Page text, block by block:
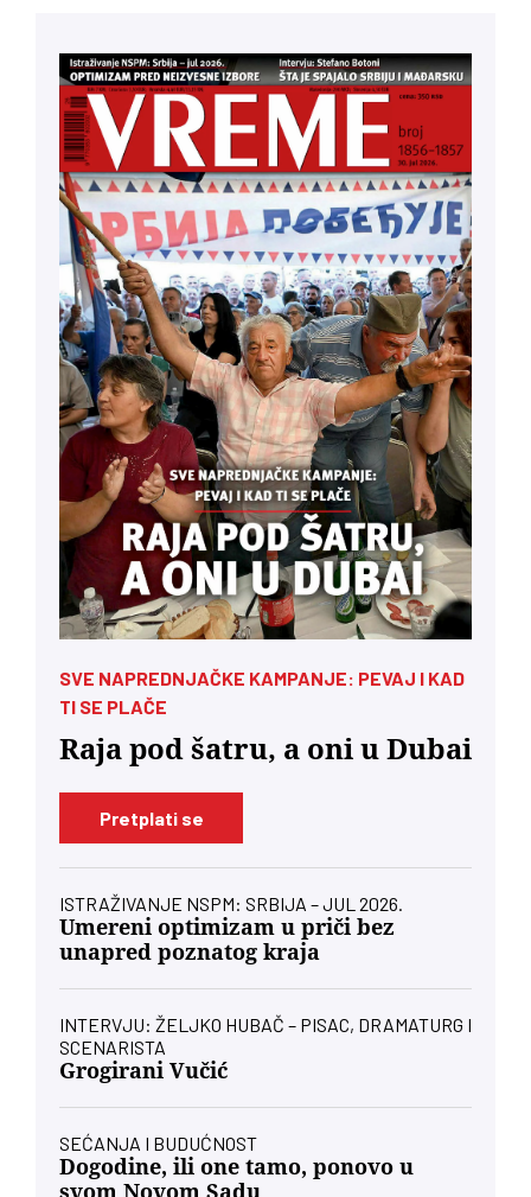
SVE NAPREDNJAČKE KAMPANJE: PEVAJ I KAD
TI SE PLAČE
Raja pod šatru, a oni u Dubai
Pretplati se
ISTRAŽIVANJE NSPM: SRBIJA – JUL 2026.
Umereni optimizam u priči bez
unapred poznatog kraja
INTERVJU: ŽELJKO HUBAČ – PISAC, DRAMATURG I
SCENARISTA
Grogirani Vučić
SEĆANJA I BUDUĆNOST
Dogodine, ili one tamo, ponovo u
svom Novom Sadu